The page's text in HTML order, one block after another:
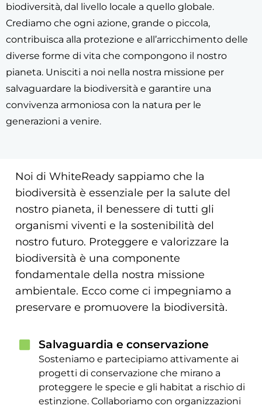
biodiversità, dal livello locale a quello globale.
Crediamo che ogni azione, grande o piccola,
contribuisca alla protezione e all’arricchimento delle
diverse forme di vita che compongono il nostro
pianeta. Unisciti a noi nella nostra missione per
salvaguardare la biodiversità e garantire una
convivenza armoniosa con la natura per le
generazioni a venire.
Noi di WhiteReady sappiamo che la
biodiversità è essenziale per la salute del
nostro pianeta, il benessere di tutti gli
organismi viventi e la sostenibilità del
nostro futuro. Proteggere e valorizzare la
biodiversità è una componente
fondamentale della nostra missione
ambientale. Ecco come ci impegniamo a
preservare e promuovere la biodiversità.
Salvaguardia e conservazione
Sosteniamo e partecipiamo attivamente ai
progetti di conservazione che mirano a
proteggere le specie e gli habitat a rischio di
estinzione. Collaboriamo con organizzazioni